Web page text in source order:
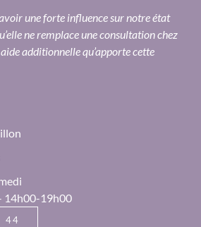
une forte influence sur notre état
ne remplace une consultation chez
aide additionnelle qu’apporte cette
14h00-19h00
44